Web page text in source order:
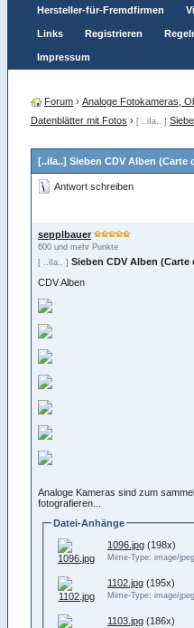
Hersteller-für-Fremdfirmen
Links Registrieren
Impressum
Forum › Analoge Fotokameras,
Datenblätter mit Fotos › [ ..iIa.. ]
[..iIa..] Sieben CDV Alben (Carte
Antwort schreiben
sepplbauer
600 und mehr Punkte
[ ..iIa.. ] Sieben CDV Alben (Carte
CDV Alben
Analoge Kameras sind zum
fotografieren...
Datei-Anhänge
1096.jpg (198x)
Mime-Type: image/
1102.jpg (195x)
Mime-Type: image/
1103.jpg (186x)